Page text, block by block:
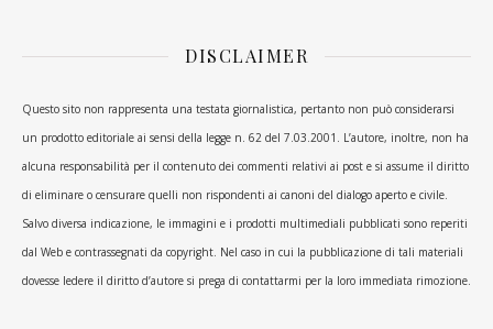
DISCLAIMER
Questo sito non rappresenta una testata giornalistica, pertanto non può considerarsi
un prodotto editoriale ai sensi della legge n. 62 del 7.03.2001. L’autore, inoltre, non ha
alcuna responsabilità per il contenuto dei commenti relativi ai post e si assume il diritto
di eliminare o censurare quelli non rispondenti ai canoni del dialogo aperto e civile.
Salvo diversa indicazione, le immagini e i prodotti multimediali pubblicati sono reperiti
dal Web e contrassegnati da copyright. Nel caso in cui la pubblicazione di tali materiali
dovesse ledere il diritto d’autore si prega di contattarmi per la loro immediata rimozione.